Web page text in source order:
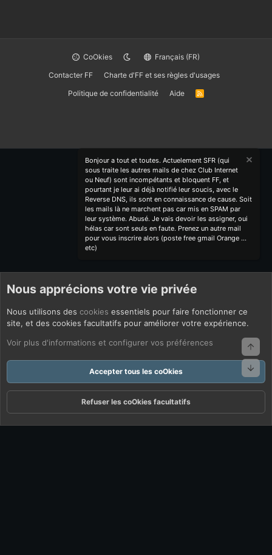
CoOkies
Français (FR)
Contacter FF
Charte d'FF et ses règles d'usages
Politique de confidentialité
Aide
R
Bonjour a tout et toutes. Actuelement SFR (qui
sous traite les autres mails de chez Club Internet
ou Neuf) sont incompétants et bloquent FF, et
pourtant je leur ai déjà notifié leur soucis, avec le
Reverse DNS, ils sont en connaissance de cause. Soit
les mails là ne marchent pas car mis en SPAM par
leur système. Abusé. Je vais devoir les assigner, oui
hélas car sont seuls en faute. Prenez un autre mail
pour vous inscrire alors (poste free gmail Orange ...
etc)
Nous apprécions votre vie privée
Nous utilisons des cookies essentiels pour faire fonctionner ce
site, et des cookies facultatifs pour améliorer votre expérience.
Voir plus d'informations et configurer vos préférences
Accepter tous les coOkies
Refuser les coOkies facultatifs